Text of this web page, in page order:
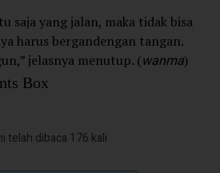
saja yang jalan, maka tidak bisa
harus bergandengan tangan.
jelasnya menutup. (wanma)
Box
telah dibaca 176 kali